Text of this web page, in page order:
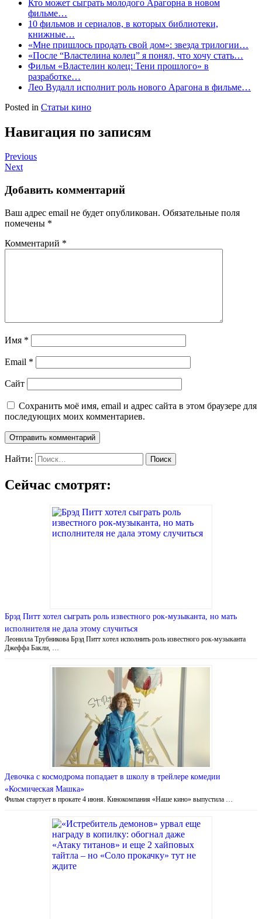
Кто может сыграть молодого Арагорна в новом
фильме…
10 фильмов и сериалов, в которых библиотеки,
книжные…
«Мне пришлось продать свой дом»: звезда трилогии…
«После “Властелина колец” я понял, что хочу стать…
Фильм «Властелин колец: Тени прошлого» в
разработке…
Лео Вудалл исполнит роль нового Арагона в фильме…
Posted in Статьи кино
Навигация по записям
Previous
Next
Добавить комментарий
Ваш адрес email не будет опубликован. Обязательные поля
помечены *
Комментарий *
Имя *
Email *
Сайт
Сохранить моё имя, email и адрес сайта в этом браузере для
последующих моих комментариев.
Найти:
Сейчас смотрят:
Брэд Питт хотел сыграть роль известного рок-музыканта, но мать
исполнителя не дала этому случиться
Леонилла Трубникова Брэд Питт хотел исполнить роль известного рок-музыканта
Джеффа Бакли, …
Девочка с космодрома попадает в школу в трейлере комедии
«Космическая Машка»
Фильм стартует в прокате 4 июня. Кинокомпания «Наше кино» выпустила …